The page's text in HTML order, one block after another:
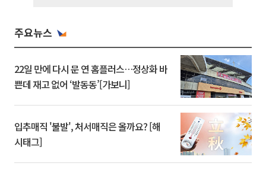
주요뉴스
22일 만에 다시 문 연 홈플러스…정상화 바
쁜데 재고 없어 ‘발동동’[가보니]
입추매직 '불발', 처서매직은 올까요? [해
시태그]